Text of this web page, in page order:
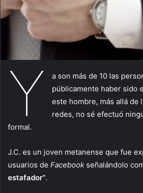
Y
a son más de 10 las
públicamente haber sido
este hombre, más allá de
redes, no sé efectuó
formal.
J.C. es un joven metanense que fue
usuarios de Facebook señalándolo
estafador”.